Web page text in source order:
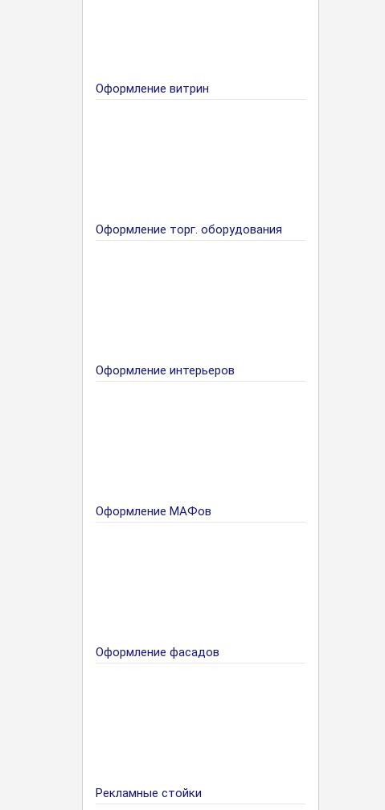
Оформление витрин
Оформление торг. оборудования
Оформление интерьеров
Оформление МАФов
Оформление фасадов
Рекламные стойки